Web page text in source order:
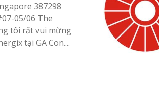
387298
05/06 The
tôi rất vui mừng
tại GA Con....